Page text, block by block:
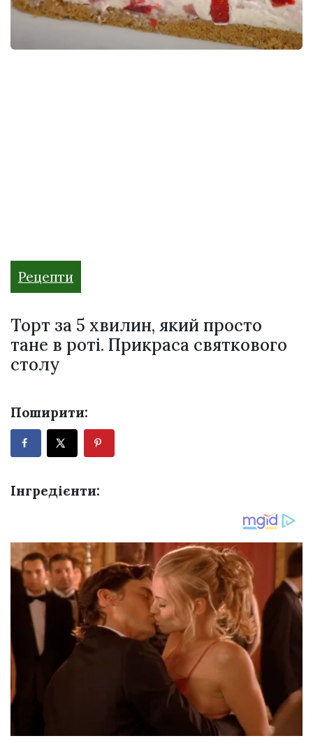
Рецепти
Торт за 5 хвилин, який просто
тане в роті. Прикраса святкового
столу
Поширити:
Інгредієнти: